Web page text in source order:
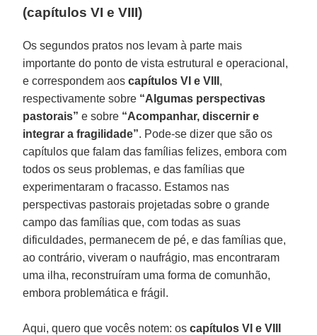
(capítulos VI e VIII)
Os segundos pratos nos levam à parte mais
importante do ponto de vista estrutural e operacional,
e correspondem aoscapítulos VI e VIII ,
respectivamente sobre “Algumas perspectivas
pastorais” e sobre “Acompanhar, discernir e
integrar a fragilidade”. Pode-se dizer que são os
capítulos que falam das famílias felizes, embora com
todos os seus problemas, e das famílias que
experimentaram o fracasso. Estamos nas
perspectivas pastorais projetadas sobre o grande
campo das famílias que, com todas as suas
dificuldades, permanecem de pé, e das famílias que,
ao contrário, viveram o naufrágio, mas encontraram
uma ilha, reconstruíram uma forma de comunhão,
embora problemática e frágil.
Aqui, quero que vocês notem: oscapítulos VI e VIII